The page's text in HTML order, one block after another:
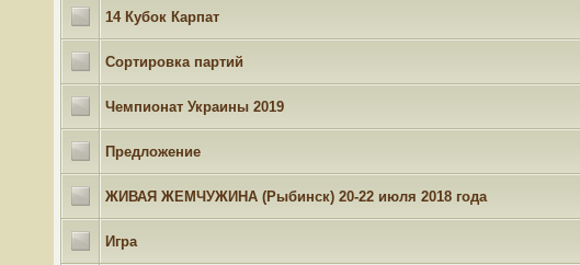
14 Кубок Карпат
Сортировка партий
Чемпионат Украины 2019
Предложение
ЖИВАЯ ЖЕМЧУЖИНА (Рыбинск) 20-22 июля 2018 года
Игра